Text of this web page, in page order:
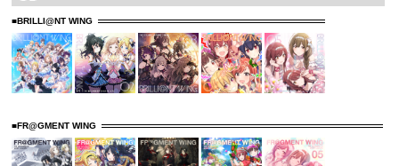
■BRILLI@NT WING
■FR@GMENT WING